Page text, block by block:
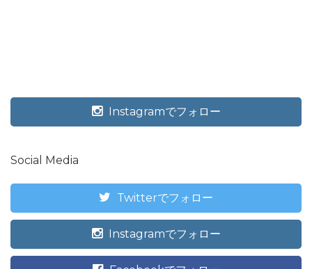
Instagramでフォロー
Social Media
Twitterでフォロー
Instagramでフォロー